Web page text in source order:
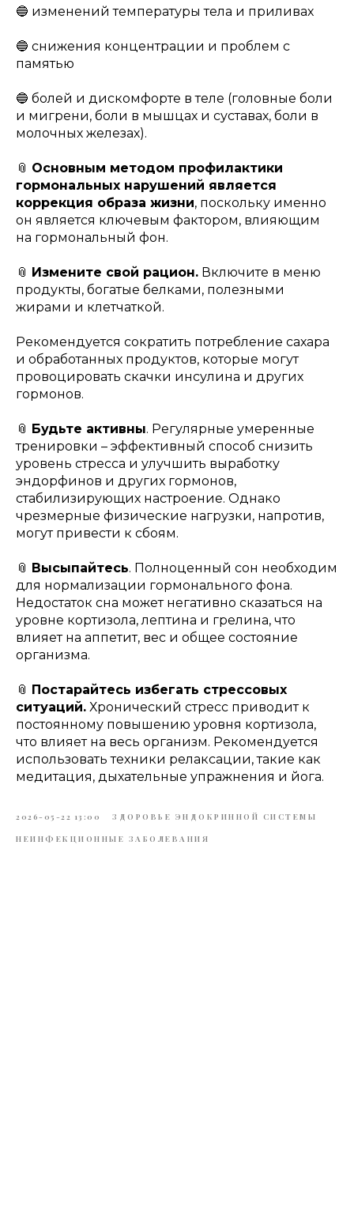
🔵 изменений температуры тела и приливах
🔵 снижения концентрации и проблем с
памятью
🔵 болей и дискомфорте в теле (головные боли
и мигрени, боли в мышцах и суставах, боли в
молочных железах).
📎 Основным методом профилактики
гормональных нарушений является
коррекция образа жизни, поскольку именно
он является ключевым фактором, влияющим
на гормональный фон.
📎 Измените свой рацион. Включите в меню
продукты, богатые белками, полезными
жирами и клетчаткой.
Рекомендуется сократить потребление сахара
и обработанных продуктов, которые могут
провоцировать скачки инсулина и других
гормонов.
📎 Будьте активны. Регулярные умеренные
тренировки – эффективный способ снизить
уровень стресса и улучшить выработку
эндорфинов и других гормонов,
стабилизирующих настроение. Однако
чрезмерные физические нагрузки, напротив,
могут привести к сбоям.
📎 Высыпайтесь. Полноценный сон необходим
для нормализации гормонального фона.
Недостаток сна может негативно сказаться на
уровне кортизола, лептина и грелина, что
влияет на аппетит, вес и общее состояние
организма.
📎 Постарайтесь избегать стрессовых
ситуаций. Хронический стресс приводит к
постоянному повышению уровня кортизола,
что влияет на весь организм. Рекомендуется
использовать техники релаксации, такие как
медитация, дыхательные упражнения и йога.
2026-05-22 13:00
ЗДОРОВЬЕ ЭНДОКРИННОЙ СИСТЕМЫ
НЕИНФЕКЦИОННЫЕ ЗАБОЛЕВАНИЯ